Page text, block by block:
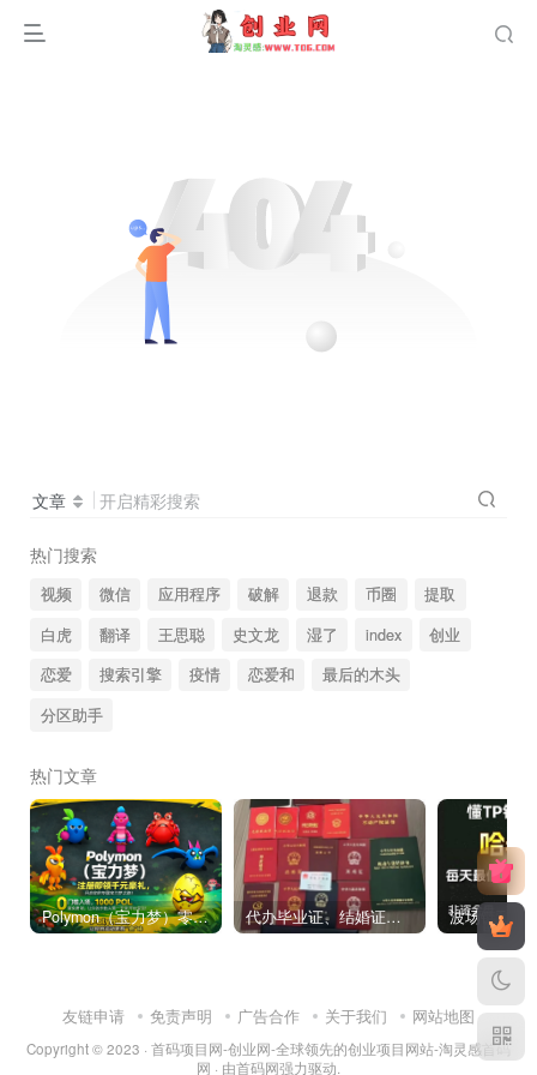
文章 开启精彩搜索
热门搜索
视频 微信 应用程序 破解 退款 币圈
提取
白虎
翻译 王思聪 史文龙 湿了 index
创业
恋爱
搜索引擎 疫情 恋爱和
最后的木头
分区助手
热门文章
Polymon（宝力梦）零撸链游天花板，稳定收益，轻松变现，今日全球首发！ 代办毕业证、结婚证、房产证、不动产权证书、离婚证、中专/大专/高中
友链申请 免责声明 广告合作 关于我们 网站地图
Copyright © 2023 · 首码项目网-创业网-全球领先的创业项目网站-淘灵感首码
网 · 由首码网强力驱动.